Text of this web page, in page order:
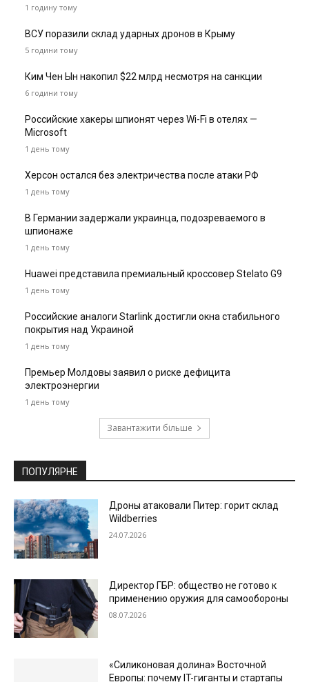
1 годину тому
ВСУ поразили склад ударных дронов в Крыму
5 години тому
Ким Чен Ын накопил $22 млрд несмотря на санкции
6 години тому
Российские хакеры шпионят через Wi-Fi в отелях —
Microsoft
1 день тому
Херсон остался без электричества после атаки РФ
1 день тому
В Германии задержали украинца, подозреваемого в
шпионаже
1 день тому
Huawei представила премиальный кроссовер Stelato G9
1 день тому
Российские аналоги Starlink достигли окна стабильного
покрытия над Украиной
1 день тому
Премьер Молдовы заявил о риске дефицита
электроэнергии
1 день тому
Завантажити більше
ПОПУЛЯРНЕ
Дроны атаковали Питер: горит склад
Wildberries
24.07.2026
Директор ГБР: общество не готово к
применению оружия для самообороны
08.07.2026
«Силиконовая долина» Восточной
Европы: почему IT-гиганты и стартапы